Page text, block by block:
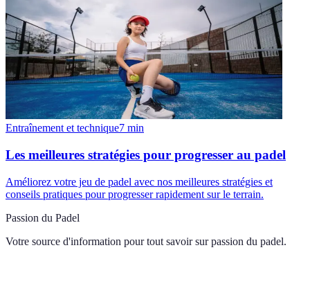
Entraînement et technique7 min
Les meilleures stratégies pour progresser au padel
Améliorez votre jeu de padel avec nos meilleures stratégies et
conseils pratiques pour progresser rapidement sur le terrain.
Passion du Padel
Votre source d'information pour tout savoir sur passion du padel.